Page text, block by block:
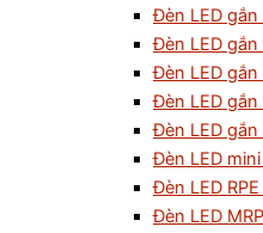
Đèn LED
Đèn LED
Đèn LED
Đèn LED
Đèn LED
Đèn LED mini
Đèn LED
Đèn LED